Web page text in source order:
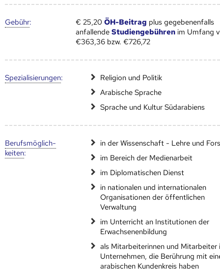
Gebühr: € 25,20ÖH-Beitrag plus gegebenenfalls
anfallendeStudiengebühren im Umfang
€363,36 bzw. €726,72
Speziali­sierungen:
Religion und Politik
Arabische Sprache
Sprache und Kultur Südarabiens
Berufs­möglich­
keiten:
in der Wissenschaft - Lehre und
im Bereich der Medienarbeit
im Diplomatischen Dienst
in nationalen und internationalen
Organisationen der öffentlichen
Verwaltung
im Unterricht an Institutionen der
Erwachsenenbildung
als Mitarbeiterinnen und Mitarbeiter
Unternehmen, die Berührung mit
arabischen Kundenkreis haben